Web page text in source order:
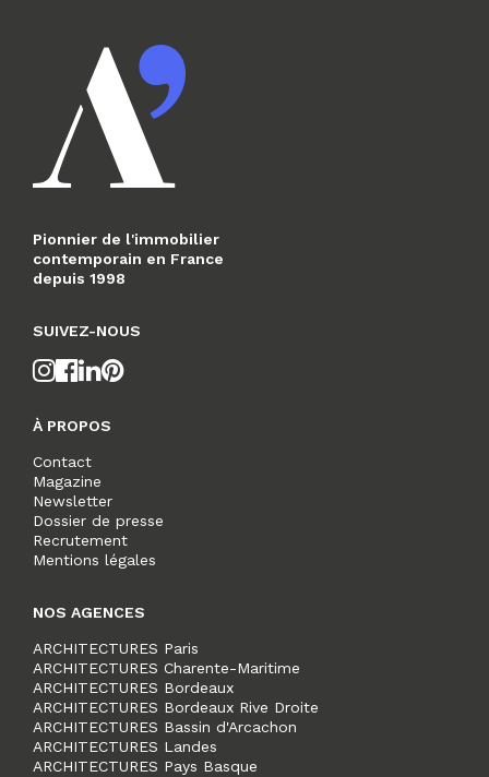
Pionnier de l'immobilier
contemporain en France
depuis 1998
SUIVEZ-NOUS
À PROPOS
Contact
Magazine
Newsletter
Dossier de presse
Recrutement
Mentions légales
NOS AGENCES
ARCHITECTURES Paris
ARCHITECTURES Charente-Maritime
ARCHITECTURES Bordeaux
ARCHITECTURES Bordeaux Rive Droite
ARCHITECTURES Bassin d'Arcachon
ARCHITECTURES Landes
ARCHITECTURES Pays Basque